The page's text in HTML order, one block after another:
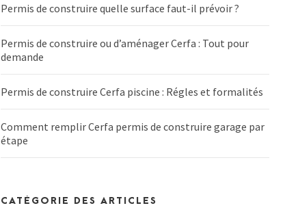
Permis de construire quelle surface faut-il prévoir ?
Permis de construire ou d’aménager Cerfa : Tout pour
demande
Permis de construire Cerfa piscine : Régles et formalités
Comment remplir Cerfa permis de construire garage par
étape
CATÉGORIE DES ARTICLES